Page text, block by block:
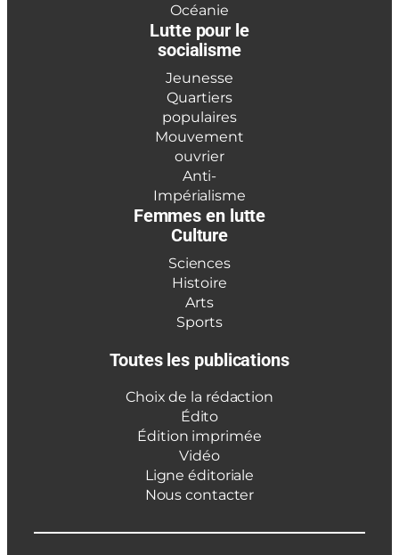
Océanie
Lutte pour le
socialisme
Jeunesse
Quartiers
populaires
Mouvement
ouvrier
Anti-
Impérialisme
Femmes en lutte
Culture
Sciences
Histoire
Arts
Sports
Toutes les publications
Choix de la rédaction
Édito
Édition imprimée
Vidéo
Ligne éditoriale
Nous contacter